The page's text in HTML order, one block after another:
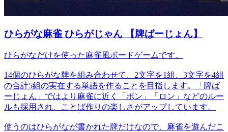
ひらがな麻雀 ひらがじゃん 【牌ばーじょん】
ひらがなだけを使った麻雀風ボードゲームです。
14個のひらがな牌を組み合わせて、2文字を1組、3文字を4組
の合計5組の実在する単語を作ることを目指します。「牌ば
ーじょん」ではより麻雀に近く「ポン」「ロン」などのルー
ルも採用され、ことば作りの楽しさがアップしています。
使うのはひらがなが書かれた牌だけなので、麻雀を遊んだこ